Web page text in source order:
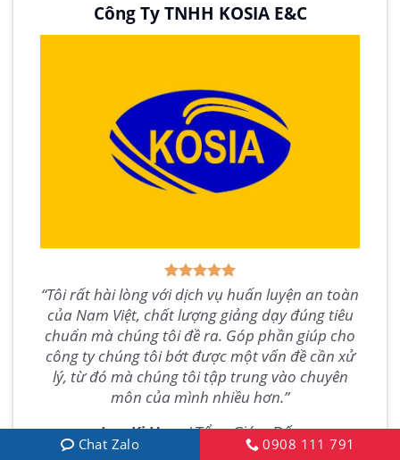
Công Ty TNHH KOSIA E&C
“Tôi rất hài lòng với dịch vụ huấn luyện an toàn
của Nam Việt, chất lượng giảng dạy đúng tiêu
chuẩn mà chúng tôi đề ra. Góp phần giúp cho
công ty chúng tôi bớt được một vấn đề cần xử
lý, từ đó mà chúng tôi tập trung vào chuyên
môn của mình nhiều hơn.”
Lee Ki Hwa/Tổng Giám Đốc
Chat Zalo 0908 111 791